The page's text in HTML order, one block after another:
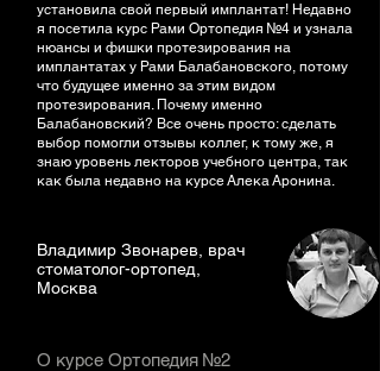
установила свой первый имплантат! Недавно
я посетила курс Рами Ортопедия №4 и узнала
нюансы и фишки протезирования на
имплантатах у Рами Балабановского, потому
что будущее именно за этим видом
протезирования. Почему именно
Балабановский? Все очень просто: сделать
выбор помогли отзывы коллег, к тому же, я
знаю уровень лекторов учебного центра, так
как была недавно на курсе Алека Аронина.
Владимир Звонарев, врач
стоматолог-ортопед,
Москва
О курсе Ортопедия №2